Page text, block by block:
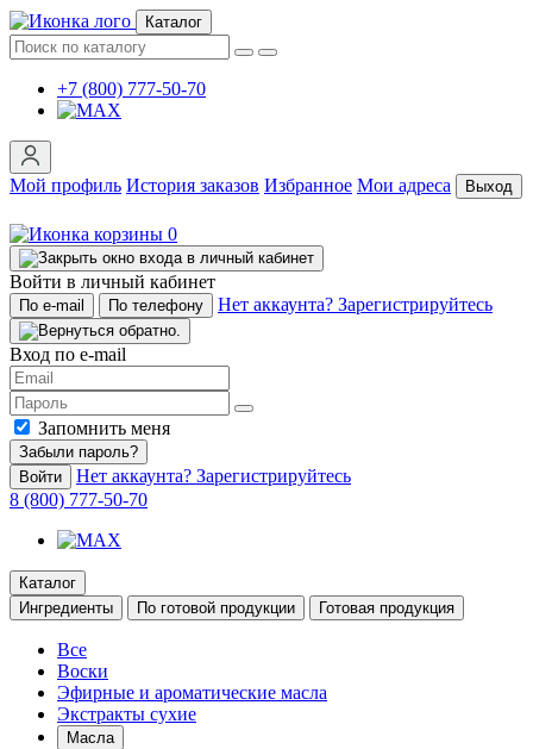
Каталог
+7 (800) 777-50-70
Мой профиль История заказов Избранное Мои адреса Выход
0
Войти в личный кабинет
По e-mail По телефону Нет аккаунта? Зарегистрируйтесь
Вход по e-mail
Запомнить меня
Забыли пароль?
Войти
Нет аккаунта? Зарегистрируйтесь
8 (800) 777-50-70
Каталог
Ингредиенты
По готовой продукции Готовая продукция
Все
Воски
Эфирные и ароматические масла
Экстракты сухие
Масла